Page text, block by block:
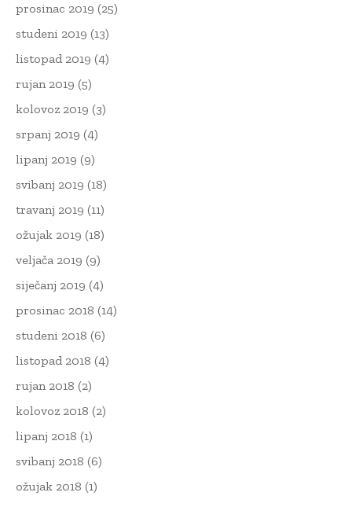
prosinac 2019 (25)
studeni 2019 (13)
listopad 2019 (4)
rujan 2019 (5)
kolovoz 2019 (3)
srpanj 2019 (4)
lipanj 2019 (9)
svibanj 2019 (18)
travanj 2019 (11)
ožujak 2019 (18)
veljača 2019 (9)
siječanj 2019 (4)
prosinac 2018 (14)
studeni 2018 (6)
listopad 2018 (4)
rujan 2018 (2)
kolovoz 2018 (2)
lipanj 2018 (1)
svibanj 2018 (6)
ožujak 2018 (1)